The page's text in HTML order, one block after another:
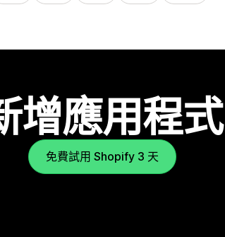
增應用程
免費試用 Shopify 3 天